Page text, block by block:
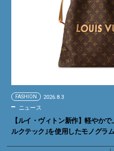
FASHION 2026.8.3
ニュース
【ルイ・ヴィトン新作】軽やか
ルクテック｣を使用したモノグラ